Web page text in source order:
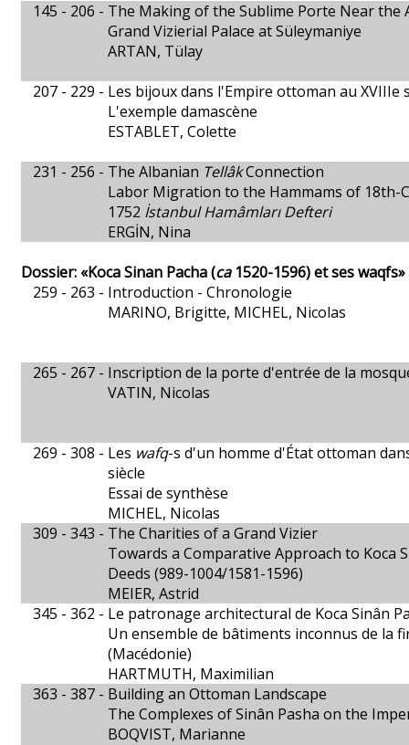
145 - 206 - The Making of the Sublime Porte Near the
Grand Vizierial Palace at Süleymaniye
ARTAN, Tülay
207 - 229 - Les bijoux dans l'Empire ottoman au XVIIIe
L'exemple damascène
ESTABLET, Colette
231 - 256 - The Albanian TellâkConnection
Labor Migration to the Hammams of 18th-
1752 İstanbul Hamâmları Defteri
ERGİN, Nina
Dossier: «Koca Sinan Pacha (ca1520-1596) et ses waqfs»
259 - 263 - Introduction - Chronologie
MARINO, Brigitte, MICHEL, Nicolas
265 - 267 - Inscription de la porte d'entrée de la
VATIN, Nicolas
269 - 308 - Les wafq-s d'un homme d'État ottoman
siècle
Essai de synthèse
MICHEL, Nicolas
309 - 343 - The Charities of a Grand Vizier
Towards a Comparative Approach to Koca
Deeds (989-1004/1581-1596)
MEIER, Astrid
345 - 362 - Le patronage architectural de Koca Sinân
Un ensemble de bâtiments inconnus de la
(Macédonie)
HARTMUTH, Maximilian
363 - 387 - Building an Ottoman Landscape
The Complexes of Sinân Pasha on the
BOQVIST, Marianne